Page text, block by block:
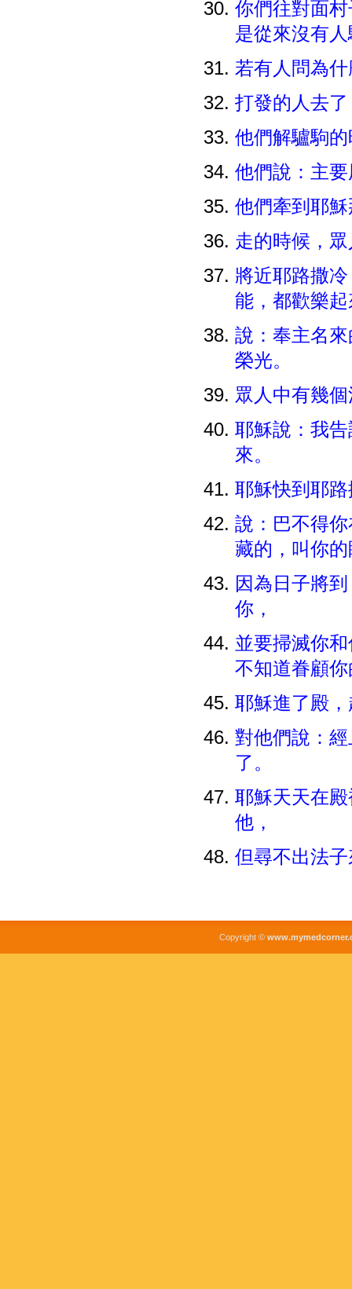
你們往對面
是從來沒有
若有人問為
打發的人去
他們解驢駒
他們說：主
他們牽到耶
走的時候，
將近耶路撒
能，都歡樂
說：奉主名
榮光。
眾人中有幾
耶穌說：我
來。
耶穌快到耶
說：巴不得
藏的，叫你
因為日子將
你，
並要掃滅你
不知道眷顧
耶穌進了殿
對他們說：
了。
耶穌天天在
他，
但尋不出法
Copyright ©